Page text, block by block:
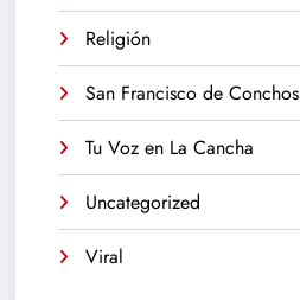
Religión
San Francisco de Conchos
Tu Voz en La Cancha
Uncategorized
Viral